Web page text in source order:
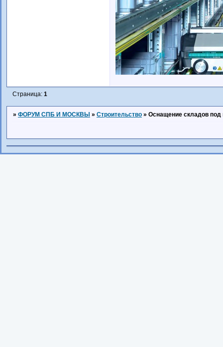
Страница: 1
» ФОРУМ СПБ И МОСКВЫ » Строительство » Оснащение складов под